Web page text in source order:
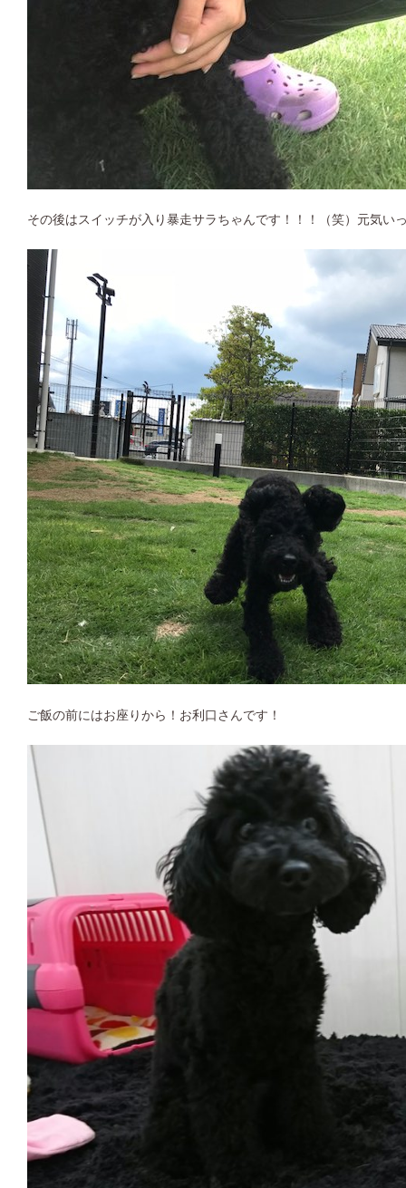
その後はスイッチが入り暴走サラちゃんです！！！（笑）元気い
ご飯の前にはお座りから！お利口さんです！